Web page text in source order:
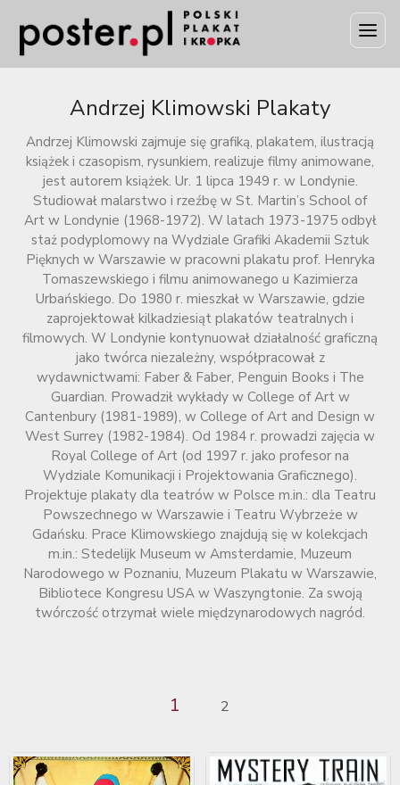
Andrzej Klimowski Plakaty
Andrzej Klimowski zajmuje się grafiką, plakatem, ilustracją
książek i czasopism, rysunkiem, realizuje filmy animowane,
jest autorem książek. Ur. 1 lipca 1949 r. w Londynie.
Studiował malarstwo i rzeźbę w St. Martin’s School of
Art w Londynie (1968-1972). W latach 1973-1975 odbył
staż podyplomowy na Wydziale Grafiki Akademii Sztuk
Pięknych w Warszawie w pracowni plakatu prof. Henryka
Tomaszewskiego i filmu animowanego u Kazimierza
Urbańskiego. Do 1980 r. mieszkał w Warszawie, gdzie
zaprojektował kilkadziesiąt plakatów teatralnych i
filmowych. W Londynie kontynuował działalność graficzną
jako twórca niezależny, współpracował z
wydawnictwami: Faber & Faber, Penguin Books i The
Guardian. Prowadził wykłady w College of Art w
Cantenbury (1981-1989), w College of Art and Design w
West Surrey (1982-1984). Od 1984 r. prowadzi zajęcia w
Royal College of Art (od 1997 r. jako profesor na
Wydziale Komunikacji i Projektowania Graficznego).
Projektuje plakaty dla teatrów w Polsce m.in.: dla Teatru
Powszechnego w Warszawie i Teatru Wybrzeże w
Gdańsku. Prace Klimowskiego znajdują się w kolekcjach
m.in.: Stedelijk Museum w Amsterdamie, Muzeum
Narodowego w Poznaniu, Muzeum Plakatu w Warszawie,
Bibliotece Kongresu USA w Waszyngtonie. Za swoją
twórczość otrzymał wiele międzynarodowych nagród.
1 2